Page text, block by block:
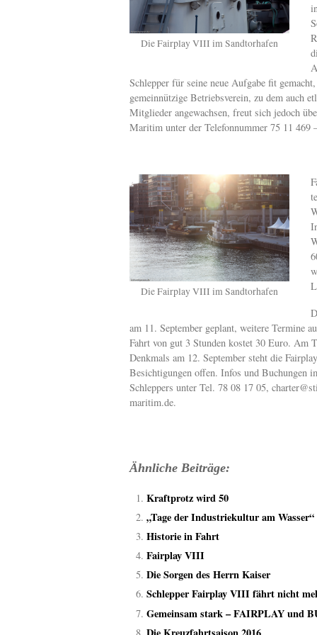
Die Fairplay VIII im Sandtorhafen
Schlepper für seine neue Aufgabe fit
gemeinnützige Betriebsverein, zu dem auch
Mitglieder angewachsen, freut sich jedoch
Maritim unter der Telefonnummer 75 11 469
Die Fairplay VIII im Sandtorhafen
am 11. September geplant, weitere Termine
Fahrt von gut 3 Stunden kostet 30 Euro. Am
Denkmals am 12. September steht die
Besichtigungen offen. Infos und Buchungen
Schleppers unter Tel. 78 08 17 05,
maritim.de.
Ähnliche Beiträge:
Kraftprotz wird 50
„Tage der Industriekultur am Wasser“
Historie in Fahrt
Fairplay VIII
Die Sorgen des Herrn Kaiser
Schlepper Fairplay VIII fährt nicht
Gemeinsam stark – FAIRPLAY und